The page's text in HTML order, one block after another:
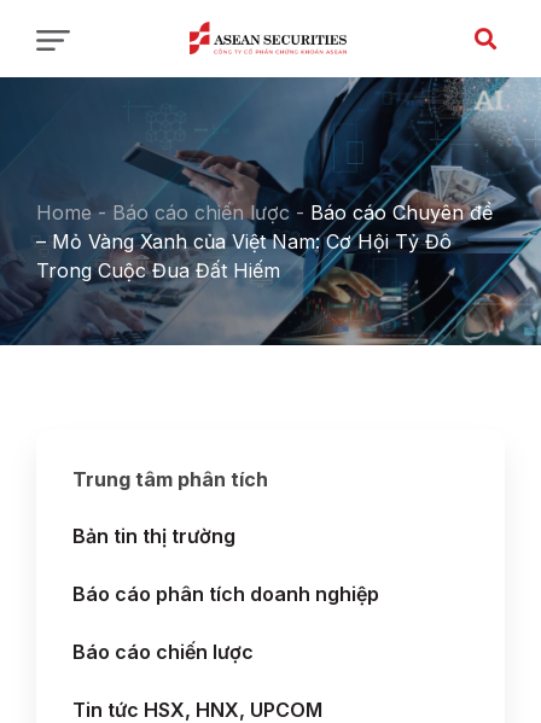
Home - Báo cáo chiến lược - Báo cáo Chuyên đề
– Mỏ Vàng Xanh của Việt Nam: Cơ Hội Tỷ Đô
Trong Cuộc Đua Đất Hiếm
Trung tâm phân tích
Bản tin thị trường
Báo cáo phân tích doanh nghiệp
Báo cáo chiến lược
Tin tức HSX, HNX, UPCOM